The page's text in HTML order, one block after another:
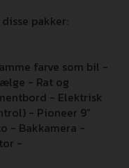
pakker:
farve som bil -
- Rat og
- Elektrisk
- Pioneer 9”
- Bakkamera -
-